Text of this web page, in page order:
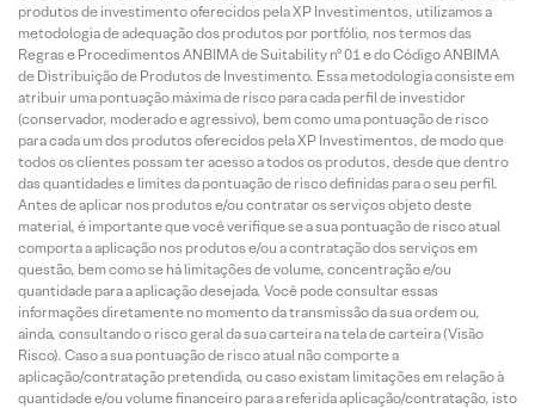
produtos de investimento oferecidos pela XP Investimentos, utilizamos a
metodologia de adequação dos produtos por portfólio, nos termos das
Regras e Procedimentos ANBIMA de Suitability nº 01 e do Código ANBIMA
de Distribuição de Produtos de Investimento. Essa metodologia consiste em
atribuir uma pontuação máxima de risco para cada perfil de investidor
(conservador, moderado e agressivo), bem como uma pontuação de risco
para cada um dos produtos oferecidos pela XP Investimentos, de modo que
todos os clientes possam ter acesso a todos os produtos, desde que dentro
das quantidades e limites da pontuação de risco definidas para o seu perfil.
Antes de aplicar nos produtos e/ou contratar os serviços objeto deste
material, é importante que você verifique se a sua pontuação de risco atual
comporta a aplicação nos produtos e/ou a contratação dos serviços em
questão, bem como se há limitações de volume, concentração e/ou
quantidade para a aplicação desejada. Você pode consultar essas
informações diretamente no momento da transmissão da sua ordem ou,
ainda, consultando o risco geral da sua carteira na tela de carteira (Visão
Risco). Caso a sua pontuação de risco atual não comporte a
aplicação/contratação pretendida, ou caso existam limitações em relação à
quantidade e/ou volume financeiro para a referida aplicação/contratação, isto